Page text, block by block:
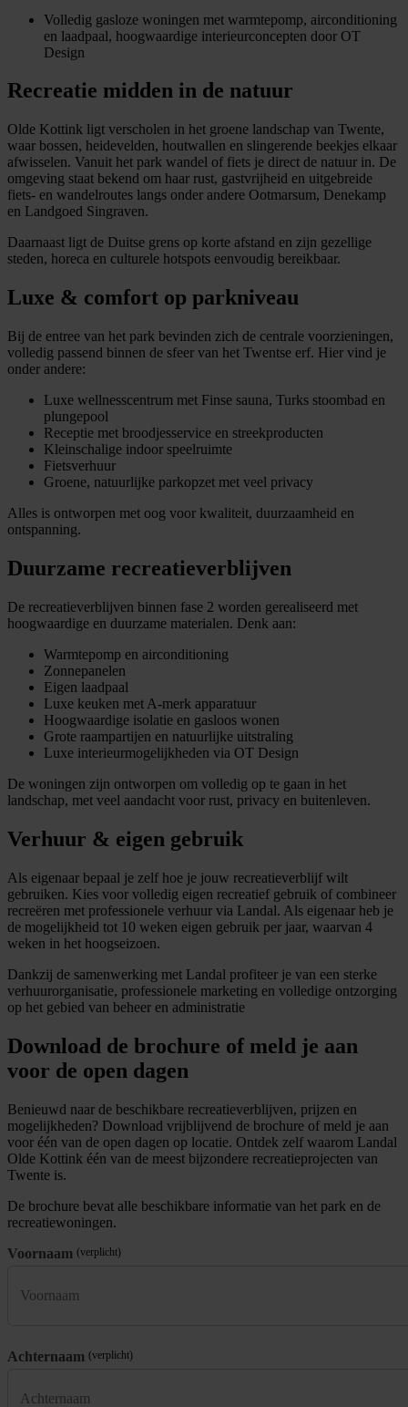
Volledig gasloze woningen met warmtepomp, airconditioning
en laadpaal, hoogwaardige interieurconcepten door OT
Design
Recreatie midden in de natuur
Olde Kottink ligt verscholen in het groene landschap van Twente,
waar bossen, heidevelden, houtwallen en slingerende beekjes elkaar
afwisselen. Vanuit het park wandel of fiets je direct de natuur in. De
omgeving staat bekend om haar rust, gastvrijheid en uitgebreide
fiets- en wandelroutes langs onder andere Ootmarsum, Denekamp
en Landgoed Singraven.
Daarnaast ligt de Duitse grens op korte afstand en zijn gezellige
steden, horeca en culturele hotspots eenvoudig bereikbaar.
Luxe & comfort op parkniveau
Bij de entree van het park bevinden zich de centrale voorzieningen,
volledig passend binnen de sfeer van het Twentse erf. Hier vind je
onder andere:
Luxe wellnesscentrum met Finse sauna, Turks stoombad en
plungepool
Receptie met broodjesservice en streekproducten
Kleinschalige indoor speelruimte
Fietsverhuur
Groene, natuurlijke parkopzet met veel privacy
Alles is ontworpen met oog voor kwaliteit, duurzaamheid en
ontspanning.
Duurzame recreatieverblijven
De recreatieverblijven binnen fase 2 worden gerealiseerd met
hoogwaardige en duurzame materialen. Denk aan:
Warmtepomp en airconditioning
Zonnepanelen
Eigen laadpaal
Luxe keuken met A-merk apparatuur
Hoogwaardige isolatie en gasloos wonen
Grote raampartijen en natuurlijke uitstraling
Luxe interieurmogelijkheden via OT Design
De woningen zijn ontworpen om volledig op te gaan in het
landschap, met veel aandacht voor rust, privacy en buitenleven.
Verhuur & eigen gebruik
Als eigenaar bepaal je zelf hoe je jouw recreatieverblijf wilt
gebruiken. Kies voor volledig eigen recreatief gebruik of combineer
recreëren met professionele verhuur via Landal. Als eigenaar heb je
de mogelijkheid tot 10 weken eigen gebruik per jaar, waarvan 4
weken in het hoogseizoen.
Dankzij de samenwerking met Landal profiteer je van een sterke
verhuurorganisatie, professionele marketing en volledige ontzorging
op het gebied van beheer en administratie
Download de brochure of meld je aan
voor de open dagen
Benieuwd naar de beschikbare recreatieverblijven, prijzen en
mogelijkheden? Download vrijblijvend de brochure of meld je aan
voor één van de open dagen op locatie. Ontdek zelf waarom Landal
Olde Kottink één van de meest bijzondere recreatieprojecten van
Twente is.
De brochure bevat alle beschikbare informatie van het park en de
recreatiewoningen.
Voornaam (verplicht)
Achternaam (verplicht)